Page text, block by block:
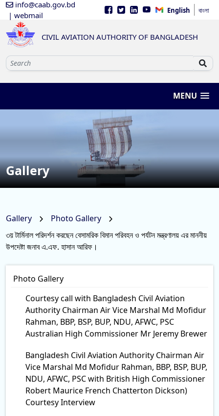
info@caab.gov.bd
| webmail
English বাংলা
CIVIL AVIATION AUTHORITY OF BANGLADESH
MENU
Gallery
Gallery
Photo Gallery
৩য় টার্মিনাল পরিদর্শন করছেন বেসামরিক বিমান পরিবহন ও পর্যটন মন্ত্রণালয় এর মাননীয়
উপদেষ্টা জনাব এ.এফ. হাসান আরিফ।
Photo Gallery
Courtesy call with Bangladesh Civil Aviation
Authority Chairman Air Vice Marshal Md Mofidur
Rahman, BBP, BSP, BUP, NDU, AFWC, PSC
Australian High Commissioner Mr Jeremy Brewer
Bangladesh Civil Aviation Authority Chairman Air
Vice Marshal Md Mofidur Rahman, BBP, BSP, BUP,
NDU, AFWC, PSC with British High Commissioner
Robert Maurice French Chatterton Dickson)
Courtesy Interview